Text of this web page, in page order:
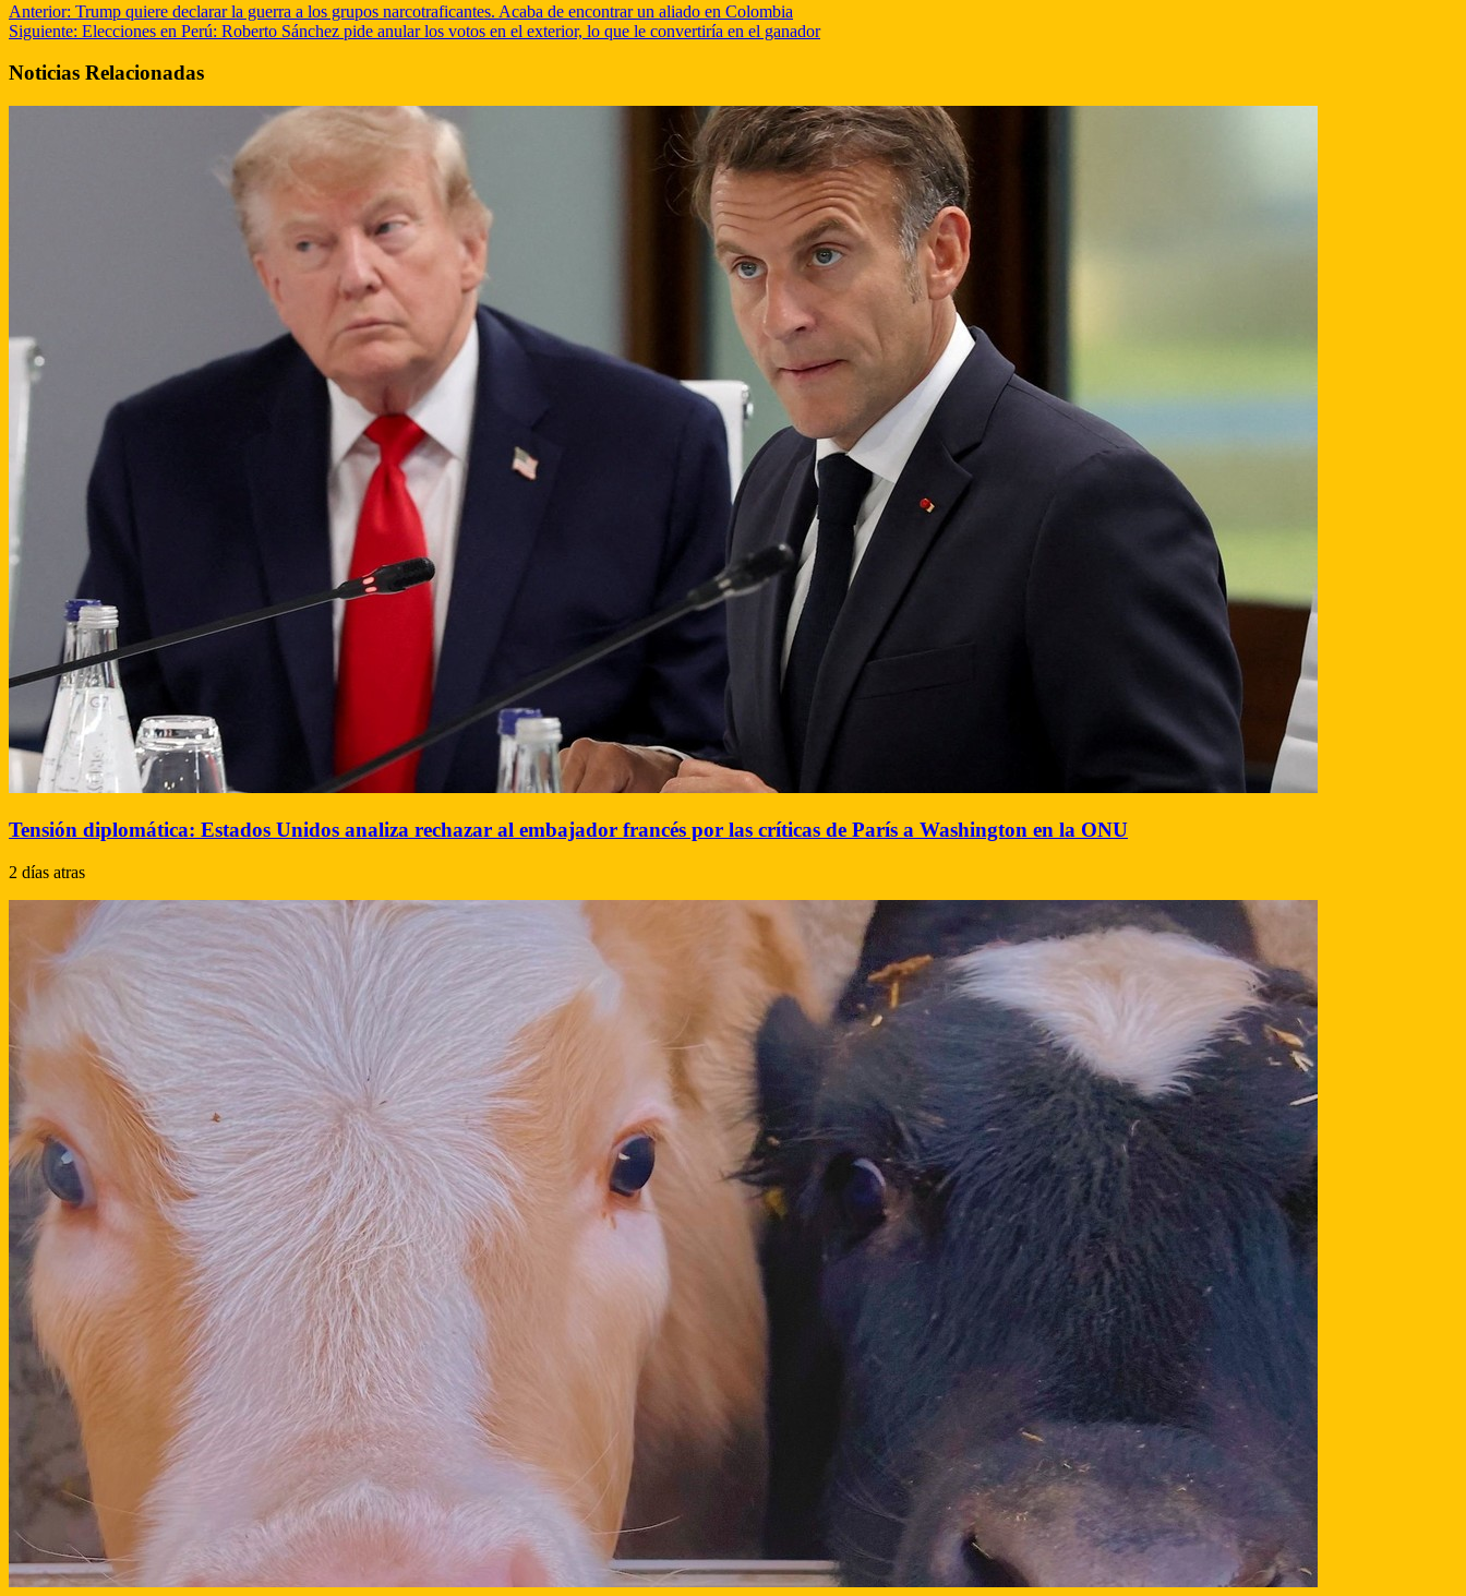
Anterior: Trump quiere declarar la guerra a los grupos narcotraficantes. Acaba de encontrar un aliado en Colombia
Siguiente: Elecciones en Perú: Roberto Sánchez pide anular los votos en el exterior, lo que le convertiría en el ganador
Noticias Relacionadas
Tensión diplomática: Estados Unidos analiza rechazar al embajador francés por las críticas de París a Washington en la ONU
2 días atras